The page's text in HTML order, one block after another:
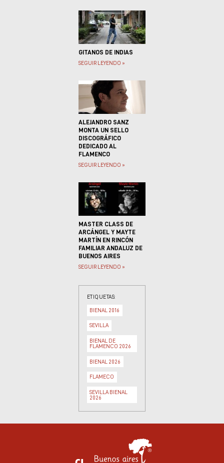
GITANOS DE INDIAS
SEGUIR LEYENDO »
ALEJANDRO SANZ
MONTA UN SELLO
DISCOGRÁFICO
DEDICADO AL
FLAMENCO
SEGUIR LEYENDO »
MASTER CLASS DE
ARCÁNGEL Y MAYTE
MARTÍN EN RINCÓN
FAMILIAR ANDALUZ DE
BUENOS AIRES
SEGUIR LEYENDO »
ETIQUETAS:
BIENAL 2016
SEVILLA
BIENAL DE
FLAMENCO 2026
BIENAL 2026
FLAMECO
SEVILLA BIENAL
2026